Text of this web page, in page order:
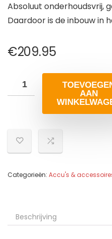
Absoluut onderhoudsvrij,
Daardoor is de inbouw in
€209.95
AAN
Categorieën: Accu's &
Beschrijving